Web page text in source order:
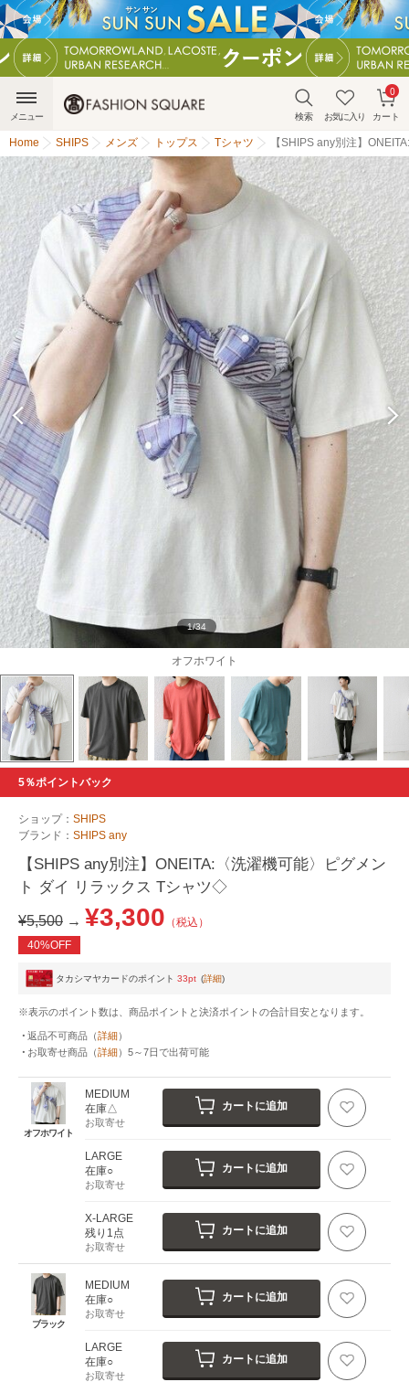
検索 お気に入り カート
0
メニュー
Home SHIPS メンズ トップス Tシャツ 【SHIPS any別注】
オフホワイト
1/34
5％ポイントバック
ショップ： SHIPS
ブランド： SHIPS any
【SHIPS any別注】ONEITA:〈洗濯機可能〉ピグメン
ト ダイ リラックス Tシャツ◇
¥5,500 → ¥3,300 （税込）
40%OFF
タカシマヤカードのポイント 33pt (詳細)
※表示のポイント数は、商品ポイントと決済ポイントの合計目安となります。
返品不可商品 （詳細）
お取寄せ商品 （詳細） 5～7日で出荷可能
オフホワイト
MEDIUM
在庫△
お取寄せ
カートに追加
LARGE
在庫○
お取寄せ
カートに追加
X-LARGE
残り1点
お取寄せ
カートに追加
ブラック
MEDIUM
在庫○
お取寄せ
カートに追加
LARGE
在庫○
お取寄せ
カートに追加